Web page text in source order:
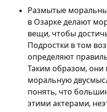
Размытые
в Озарке делают
вещи, чтобы
Подростки в том
определяют
Таким образом, они
моральную
понять, что
этими актерами,